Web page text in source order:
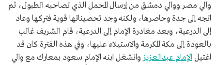
والي مصر ووالي دمشق من إرسال المحمل الذي تصاحبه الطبول، ثم
اتجه إلى جدة وحاصرها، ولكنه وجد تحصيناتها قوية فتركها وعاد
إلى الدرعية، وبعد مغادرة الإمام إلى الدرعية، قام الشريف غالب
بالعودة إلى مكة المكرمة والاستيلاء عليها، وفي هذه الفترة كان قد
اغتيل الإمام عبدالعزيز وانشغل ابنه الإمام سعود بمعارك مع والي